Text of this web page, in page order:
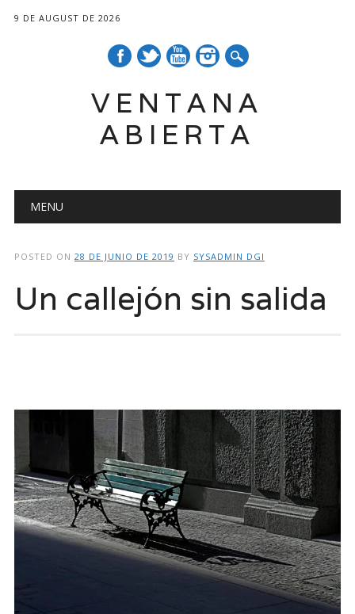
9 DE AUGUST DE 2026
VENTANA
ABIERTA
Main menu
MENU
POSTED ON 28 DE JUNIO DE 2019 BY SYSADMIN DGI
Un callejón sin salida